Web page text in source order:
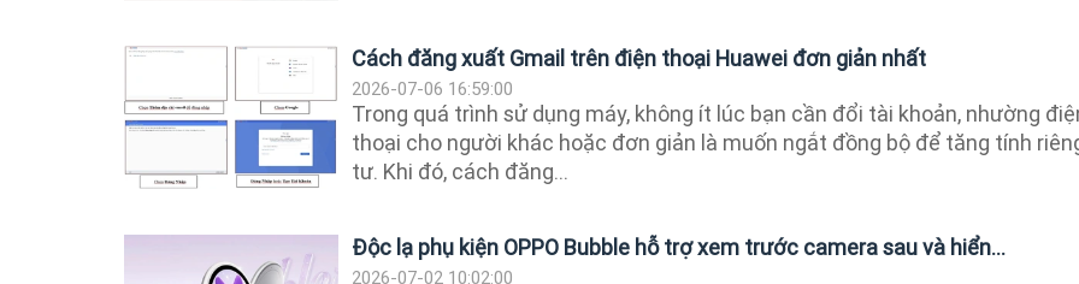
Cách đăng xuất Gmail trên điện thoại Huawei đơn giản nhất
2026-07-06 16:59:00
Trong quá trình sử dụng máy, không ít lúc bạn cần đổi tài khoản, nhường
thoại cho người khác hoặc đơn giản là muốn ngắt đồng bộ để tăng tính
tư. Khi đó, cách đăng...
Độc lạ phụ kiện OPPO Bubble hỗ trợ xem trước camera sau và hiển...
2026-07-02 10:02:00